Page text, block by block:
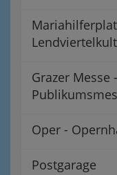
Grazer Messe
Oper -
Postgarage